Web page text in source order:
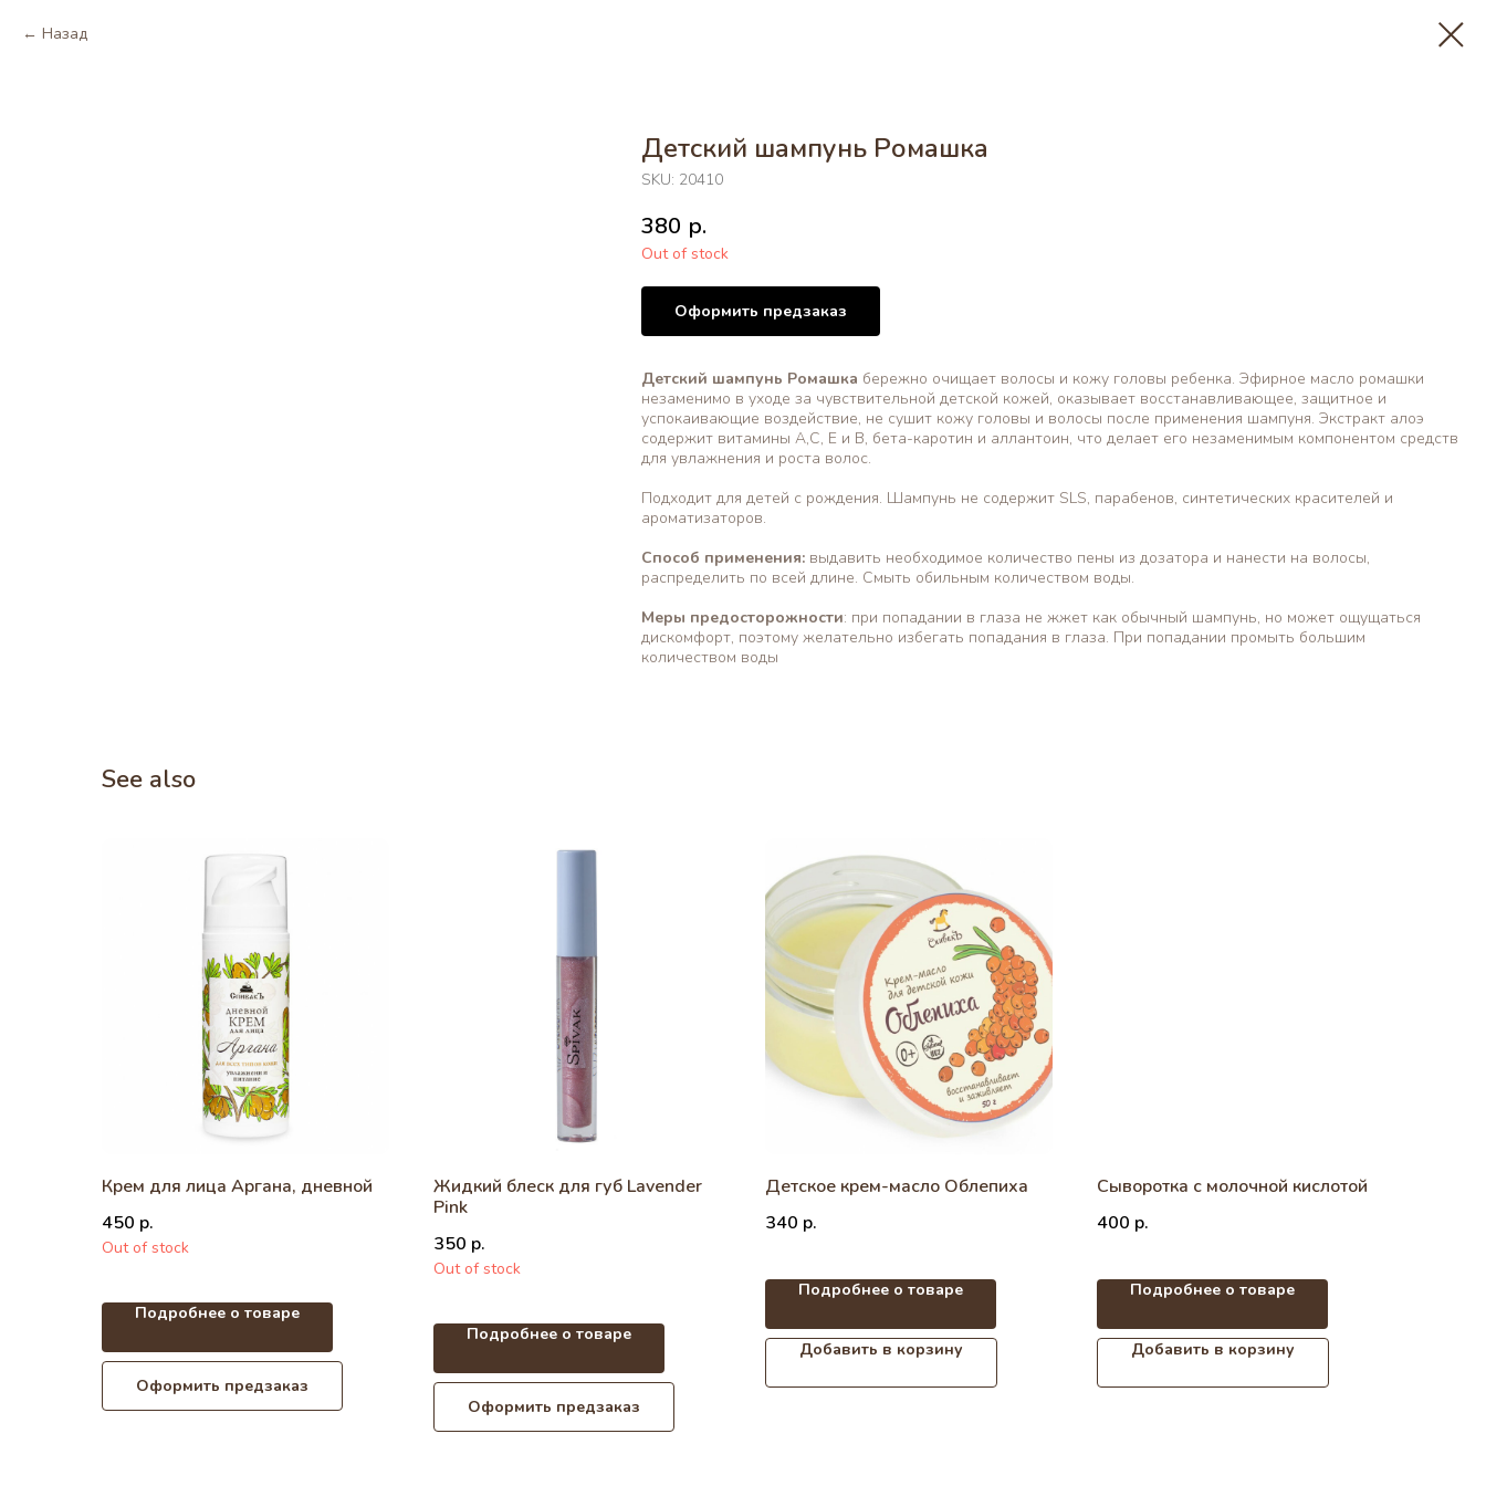
Назад
Детский шампунь Ромашка
SKU: 20410
380 р.
Out of stock
Оформить предзаказ
Детский шампунь Ромашка бережно очищает волосы и кожу головы ребенка. Эфирное масло ромашки
незаменимо в уходе за чувствительной детской кожей, оказывает восстанавливающее, защитное и
успокаивающие воздействие, не сушит кожу головы и волосы после применения шампуня. Экстракт алоэ
содержит витамины A,C, E и B, бета-каротин и аллантоин, что делает его незаменимым компонентом средств
для увлажнения и роста волос.
Подходит для детей с рождения. Шампунь не содержит SLS, парабенов, синтетических красителей и
ароматизаторов.
Способ применения: выдавить необходимое количество пены из дозатора и нанести на волосы,
распределить по всей длине. Смыть обильным количеством воды.
Меры предосторожности: при попадании в глаза не жжет как обычный шампунь, но может ощущаться
дискомфорт, поэтому желательно избегать попадания в глаза. При попадании промыть большим
количеством воды
See also
Крем для лица Аргана, дневной
450 р.
Out of stock
Подробнее о товаре
Оформить предзаказ
Жидкий блеск для губ Lavender
Pink
350 р.
Out of stock
Подробнее о товаре
Оформить предзаказ
Детское крем-масло Облепиха
340 р.
Подробнее о товаре
Добавить в корзину
Сыворотка с молочной кислотой
400 р.
Подробнее о товаре
Добавить в корзину